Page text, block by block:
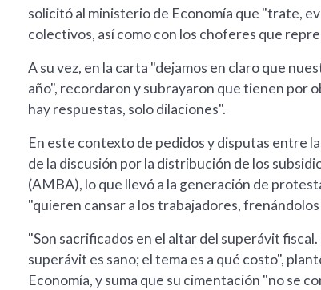
solicitó al ministerio de Economía que "trate,
colectivos, así como con los choferes que
A su vez, en la carta "dejamos en claro que
año", recordaron y subrayaron que tienen por
hay respuestas, solo dilaciones".
En este contexto de pedidos y disputas entre
de la discusión por la distribución de los
(AMBA), lo que llevó a la generación de
"quieren cansar a los trabajadores,
"Son sacrificados en el altar del superávit
superávit es sano; el tema es a qué costo",
Economía, y suma que su cimentación "no se